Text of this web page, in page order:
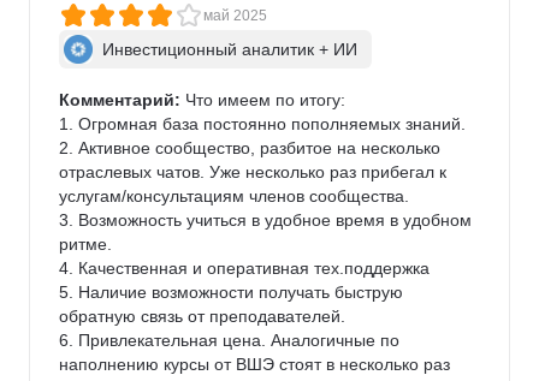
май 2025
Инвестиционный аналитик + ИИ
Комментарий: Что имеем по итогу:
1. Огромная база постоянно пополняемых знаний.
2. Активное сообщество, разбитое на несколько
отраслевых чатов. Уже несколько раз прибегал к
услугам/консультациям членов сообщества.
3. Возможность учиться в удобное время в удобном
ритме.
4. Качественная и оперативная тех.поддержка
5. Наличие возможности получать быструю
обратную связь от преподавателей.
6. Привлекательная цена. Аналогичные по
наполнению курсы от ВШЭ стоят в несколько раз